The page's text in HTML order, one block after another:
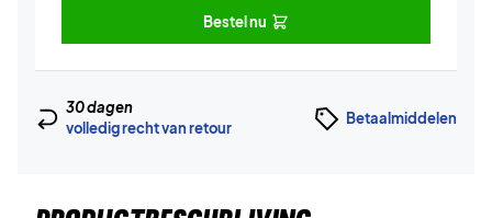
Bestel nu
30 dagen
volledig recht van retour
Betaalmiddelen